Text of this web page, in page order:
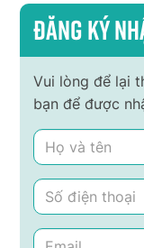
Đăng ký
Vui lòng để lại
bạn để được